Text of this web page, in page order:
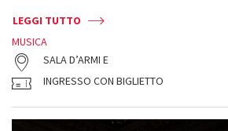
LEGGI TUTTO
MUSICA
SALA D’ARMI E
INGRESSO CON BIGLIETTO